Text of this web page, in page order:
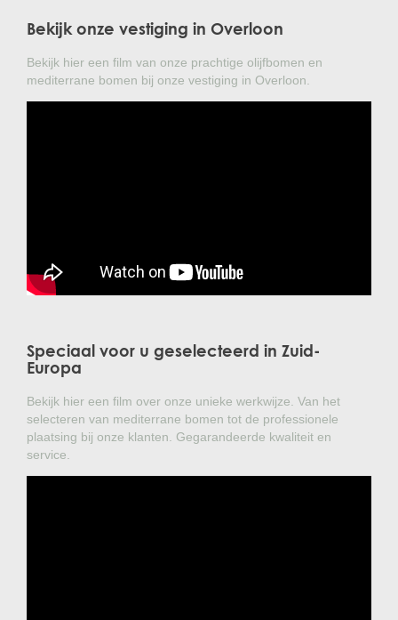
Bekijk onze vestiging in Overloon
Bekijk hier een film van onze prachtige olijfbomen en
mediterrane bomen bij onze vestiging in Overloon.
Speciaal voor u geselecteerd in Zuid-
Europa
Bekijk hier een film over onze unieke werkwijze. Van het
selecteren van mediterrane bomen tot de professionele
plaatsing bij onze klanten. Gegarandeerde kwaliteit en
service.